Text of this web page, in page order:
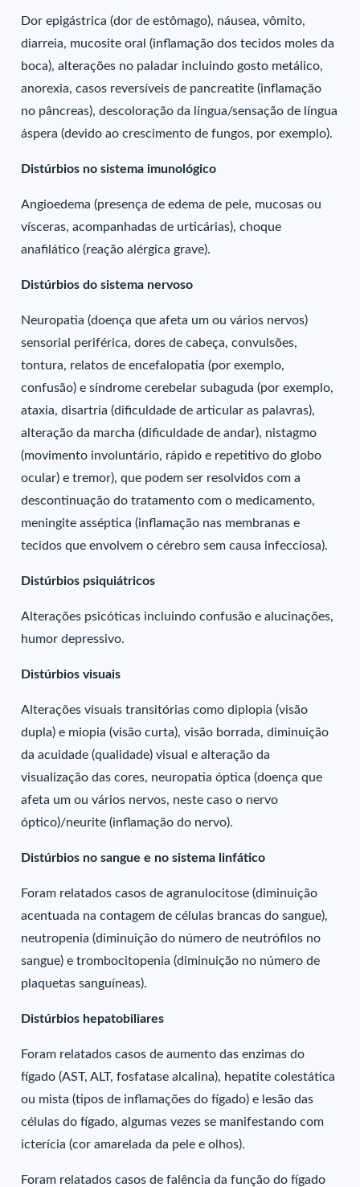
Dor epigástrica (dor de estômago), náusea, vômito,
diarreia, mucosite oral (inflamação dos tecidos moles da
boca), alterações no paladar incluindo gosto metálico,
anorexia, casos reversíveis de pancreatite (inflamação
no pâncreas), descoloração da língua/sensação de língua
áspera (devido ao crescimento de fungos, por exemplo).
Distúrbios no sistema imunológico
Angioedema (presença de edema de pele, mucosas ou
vísceras, acompanhadas de urticárias), choque
anafilático (reação alérgica grave).
Distúrbios do sistema nervoso
Neuropatia (doença que afeta um ou vários nervos)
sensorial periférica, dores de cabeça, convulsões,
tontura, relatos de encefalopatia (por exemplo,
confusão) e síndrome cerebelar subaguda (por exemplo,
ataxia, disartria (dificuldade de articular as palavras),
alteração da marcha (dificuldade de andar), nistagmo
(movimento involuntário, rápido e repetitivo do globo
ocular) e tremor), que podem ser resolvidos com a
descontinuação do tratamento com o medicamento,
meningite asséptica (inflamação nas membranas e
tecidos que envolvem o cérebro sem causa infecciosa).
Distúrbios psiquiátricos
Alterações psicóticas incluindo confusão e alucinações,
humor depressivo.
Distúrbios visuais
Alterações visuais transitórias como diplopia (visão
dupla) e miopia (visão curta), visão borrada, diminuição
da acuidade (qualidade) visual e alteração da
visualização das cores, neuropatia óptica (doença que
afeta um ou vários nervos, neste caso o nervo
óptico)/neurite (inflamação do nervo).
Distúrbios no sangue e no sistema linfático
Foram relatados casos de agranulocitose (diminuição
acentuada na contagem de células brancas do sangue),
neutropenia (diminuição do número de neutrófilos no
sangue) e trombocitopenia (diminuição no número de
plaquetas sanguíneas).
Distúrbios hepatobiliares
Foram relatados casos de aumento das enzimas do
fígado (AST, ALT, fosfatase alcalina), hepatite colestática
ou mista (tipos de inflamações do fígado) e lesão das
células do fígado, algumas vezes se manifestando com
icterícia (cor amarelada da pele e olhos).
Foram relatados casos de falência da função do fígado